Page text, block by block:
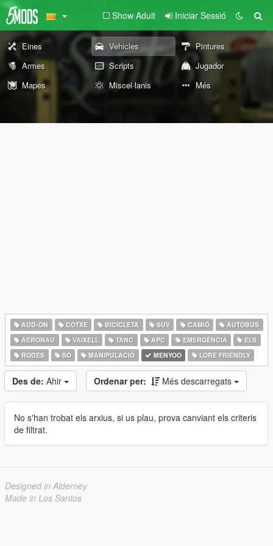
Show Adult Iniciar Sessió
Eines Vehicles
Pintures
Armes
Scripts
Jugador
Mapes
Miscel·lanis Més
ADD-ON COTXE BICICLETA SUV CAMIÓ
AUTOBÚS
AERONAU
VAIXELL TANC APC EMERGÈNCIA
ELS
RODES
SÓ MANIPULACIÓ MENYOO LORE FRIENDLY
Des de: Ahir Ordenar per: Més descarregats
No s'han trobat els arxius, si us plau, prova canviant els criteris
de filtrat.
Designed in Alderney
Made in Los Santos